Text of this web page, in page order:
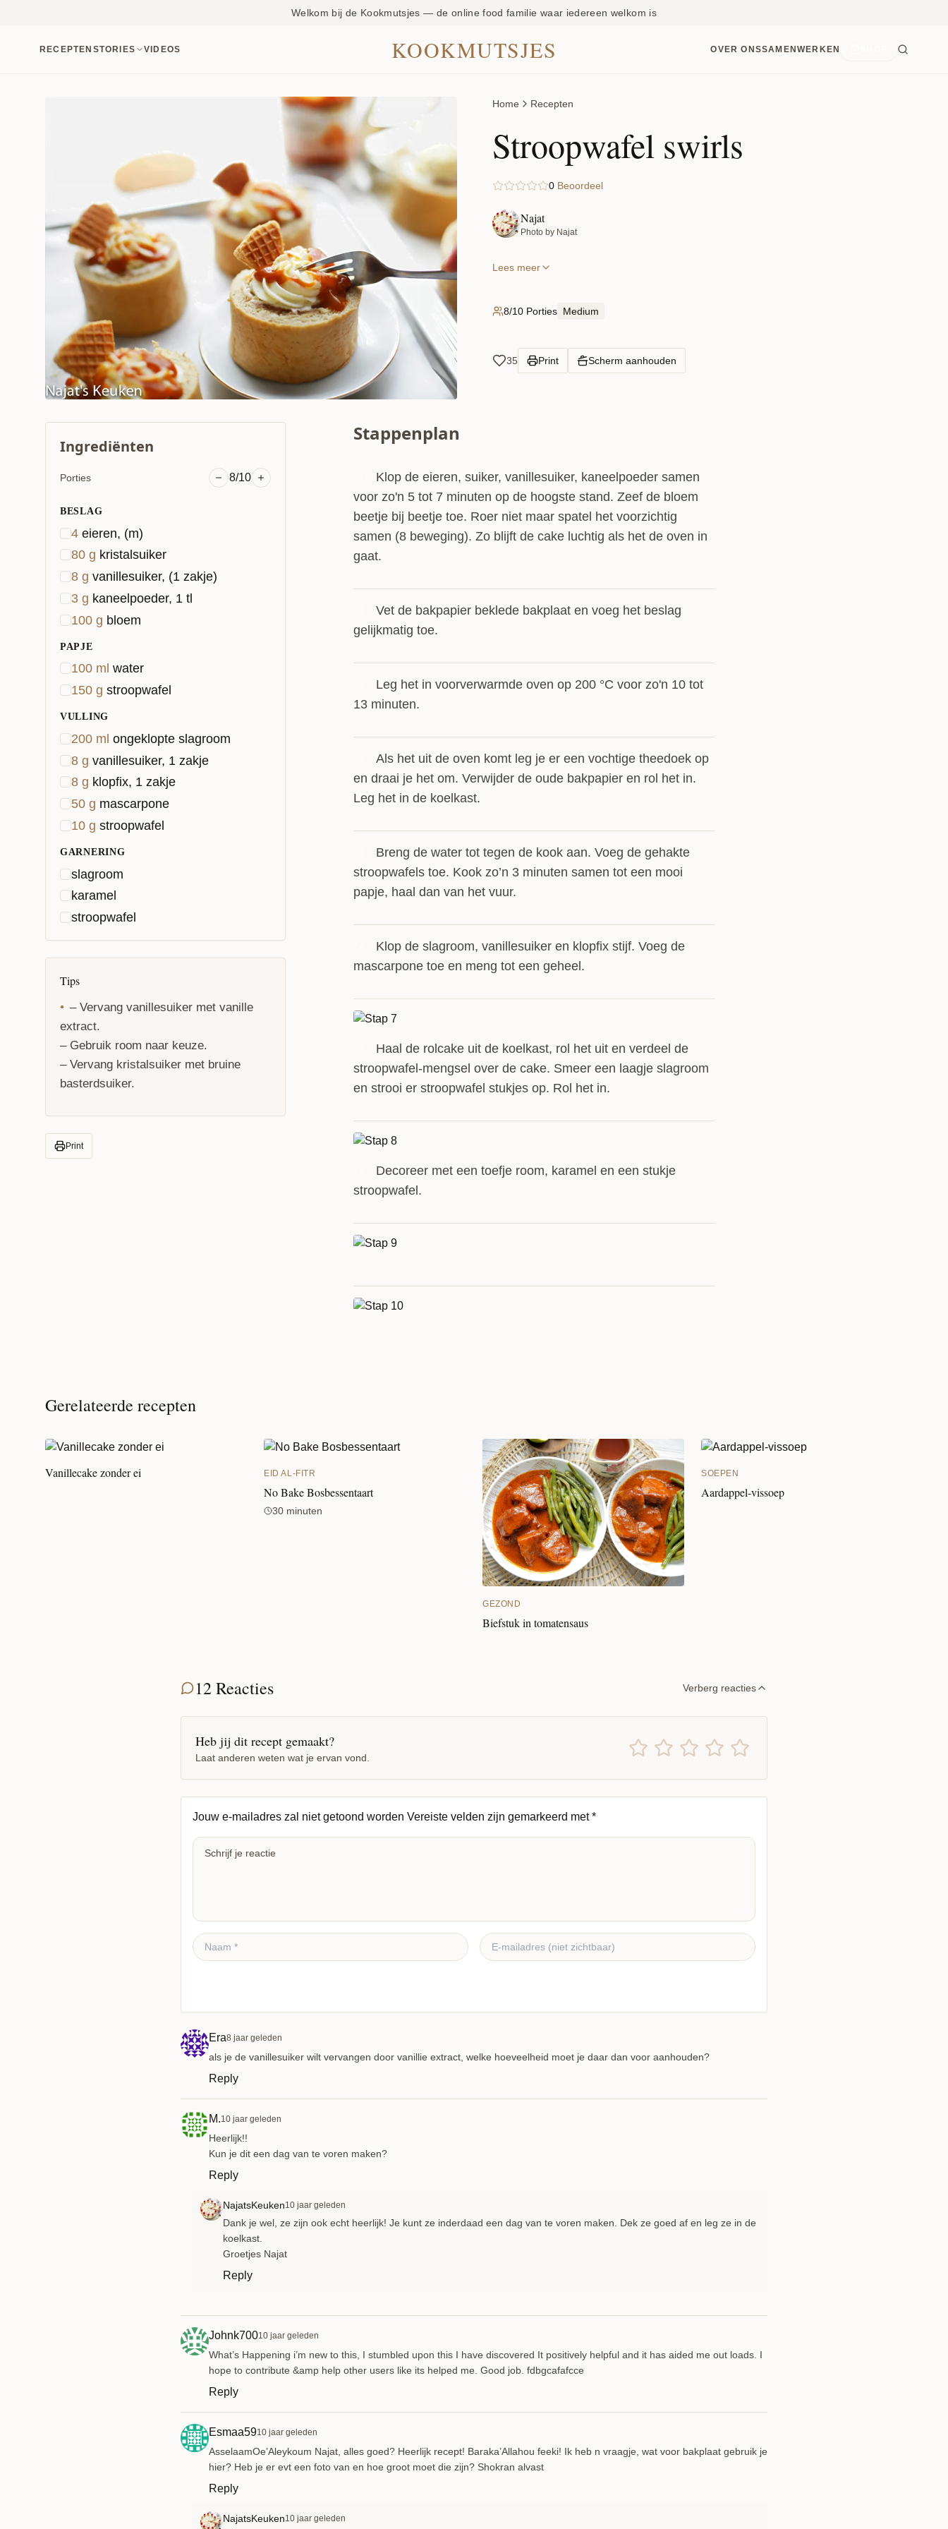
Welkom bij de Kookmutsjes — de online food familie waar iedereen welkom is
RECEPTEN STORIES VIDEOS KOOKMUTSJES OVER ONSSAMENWERKEN
Home Recepten
Stroopwafel swirls
0 Beoordeel
Najat
Photo by Najat
Lees meer
8/10 Porties Medium
35 Print Scherm aanhouden
Ingrediënten
Porties 8/10
BESLAG
4 eieren, (m)
80 g kristalsuiker
8 g vanillesuiker, (1 zakje)
3 g kaneelpoeder, 1 tl
100 g bloem
PAPJE
100 ml water
150 g stroopwafel
VULLING
200 ml ongeklopte slagroom
8 g vanillesuiker, 1 zakje
8 g klopfix, 1 zakje
50 g mascarpone
10 g stroopwafel
GARNERING
slagroom
karamel
stroopwafel
Tips
– Vervang vanillesuiker met vanille
extract.
– Gebruik room naar keuze.
– Vervang kristalsuiker met bruine
basterdsuiker.
Print
Stappenplan
Klop de eieren, suiker, vanillesuiker, kaneelpoeder samen
voor zo'n 5 tot 7 minuten op de hoogste stand. Zeef de bloem
beetje bij beetje toe. Roer niet maar spatel het voorzichtig
samen (8 beweging). Zo blijft de cake luchtig als het de oven in
gaat.
Vet de bakpapier beklede bakplaat en voeg het beslag
gelijkmatig toe.
Leg het in voorverwarmde oven op 200 °C voor zo'n 10 tot
13 minuten.
Als het uit de oven komt leg je er een vochtige theedoek op
en draai je het om. Verwijder de oude bakpapier en rol het in.
Leg het in de koelkast.
Breng de water tot tegen de kook aan. Voeg de gehakte
stroopwafels toe. Kook zo’n 3 minuten samen tot een mooi
papje, haal dan van het vuur.
Klop de slagroom, vanillesuiker en klopfix stijf. Voeg de
mascarpone toe en meng tot een geheel.
Haal de rolcake uit de koelkast, rol het uit en verdeel de
stroopwafel-mengsel over de cake. Smeer een laagje slagroom
en strooi er stroopwafel stukjes op. Rol het in.
Decoreer met een toefje room, karamel en een stukje
stroopwafel.
Gerelateerde recepten
Vanillecake zonder ei EID AL-FITR
No Bake Bosbessentaart
30 minuten
GEZOND
Biefstuk in tomatensaus
SOEPEN
Aardappel-vissoep
12 Reacties Verberg reacties
Heb jij dit recept gemaakt?
Laat anderen weten wat je ervan vond.
Jouw e-mailadres zal niet getoond worden Vereiste velden zijn gemarkeerd met*
Era8 jaar geleden
als je de vanillesuiker wilt vervangen door vanillie extract, welke hoeveelheid moet je daar dan voor aanhouden?
Reply
M.10 jaar geleden
Heerlijk!!
Kun je dit een dag van te voren maken?
Reply
NajatsKeuken10 jaar geleden
Dank je wel, ze zijn ook echt heerlijk! Je kunt ze inderdaad een dag van te voren maken. Dek ze goed af en leg ze in de
koelkast.
Groetjes Najat
Reply
Johnk70010 jaar geleden
What’s Happening i’m new to this, I stumbled upon this I have discovered It positively helpful and it has aided me out loads. I
hope to contribute &amp help other users like its helped me. Good job. fdbgcafafcce
Reply
Esmaa5910 jaar geleden
AsselaamOe’Aleykoum Najat, alles goed? Heerlijk recept! Baraka’Allahou feeki! Ik heb n vraagje, wat voor bakplaat gebruik je
hier? Heb je er evt een foto van en hoe groot moet die zijn? Shokran alvast
Reply
NajatsKeuken10 jaar geleden